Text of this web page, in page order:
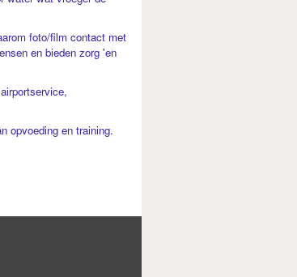
foto/film contact met
en bieden zorg 'en
opvoeding en training.